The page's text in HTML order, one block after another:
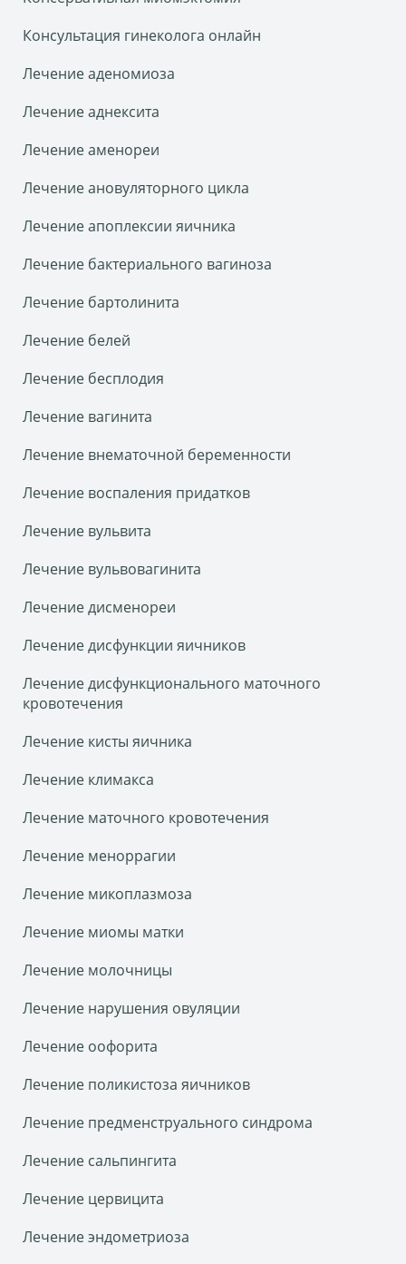
Консультация гинеколога онлайн
Лечение аденомиоза
Лечение аднексита
Лечение аменореи
Лечение ановуляторного цикла
Лечение апоплексии яичника
Лечение бактериального вагиноза
Лечение бартолинита
Лечение белей
Лечение бесплодия
Лечение вагинита
Лечение внематочной беременности
Лечение воспаления придатков
Лечение вульвита
Лечение вульвовагинита
Лечение дисменореи
Лечение дисфункции яичников
Лечение дисфункционального маточного
кровотечения
Лечение кисты яичника
Лечение климакса
Лечение маточного кровотечения
Лечение меноррагии
Лечение микоплазмоза
Лечение миомы матки
Лечение молочницы
Лечение нарушения овуляции
Лечение оофорита
Лечение поликистоза яичников
Лечение предменструального синдрома
Лечение сальпингита
Лечение цервицита
Лечение эндометриоза